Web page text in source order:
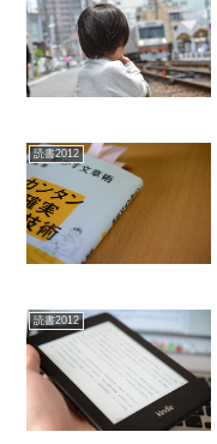
読書2012
読書2012